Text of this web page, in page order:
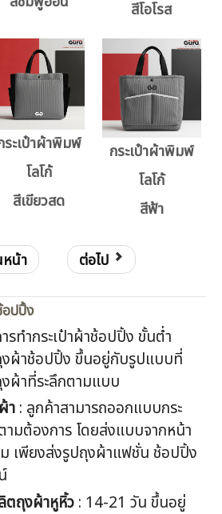
สีโอโรส
ระเป๋าผ้าพิมพ์
โลโก้
สีเขียวสด
กระเป๋าผ้าพิมพ์
โลโก้
สีฟ้า
น้า ต่อไป
อปปิ้ง
รทำกระเป๋าผ้าช้อปปิ้ง ขั้นต่ำ
งผ้าช้อปปิ้ง ขึ้นอยู่กับรูปแบบที่
ผ้าที่ระลึกตามแบบ
า : ลูกค้าสามารถออกแบบกระ
ามต้องการ โดยส่งแบบจากหน้า
เพียงส่งรูปถุงผ้าแฟชั่น ช้อปปิ้ง
ตถุงผ้าหูหิ้ว : 14-21 วัน ขึ้นอยู่